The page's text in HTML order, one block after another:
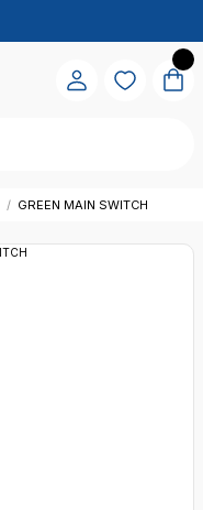
GREEN MAIN SWITCH